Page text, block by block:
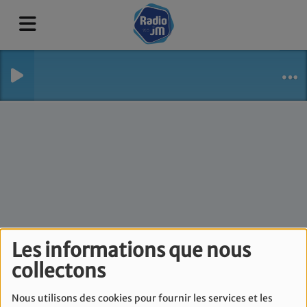
Les informations que nous
collectons
Nous utilisons des cookies pour fournir les services et les
Le flash info de
Nathan Sperling -